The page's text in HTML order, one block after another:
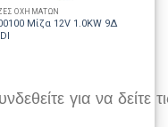
ΟΧΗΜΑΤΩΝ
Μίζα 12V 1.0KW 9Δ
για να δείτε